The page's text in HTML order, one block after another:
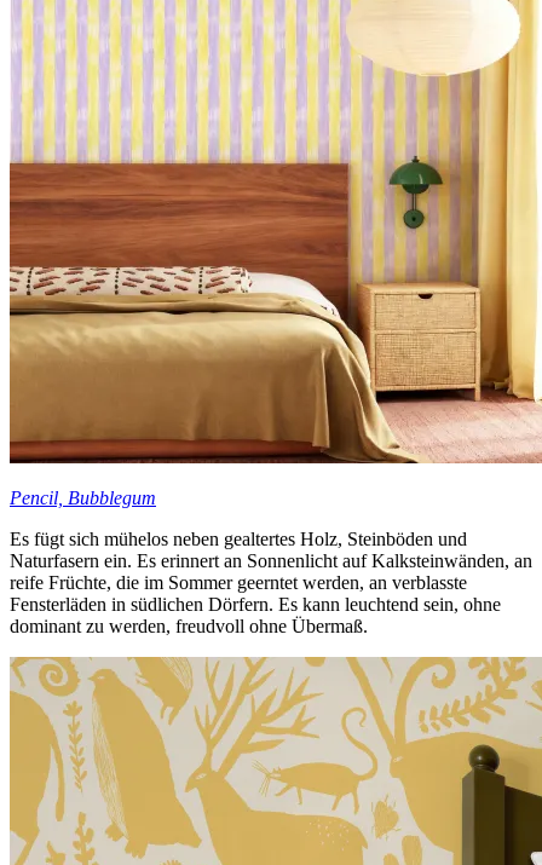
Pencil, Bubblegum
Es fügt sich mühelos neben gealtertes Holz, Steinböden und
Naturfasern ein. Es erinnert an Sonnenlicht auf Kalksteinwänden, an
reife Früchte, die im Sommer geerntet werden, an verblasste
Fensterläden in südlichen Dörfern. Es kann leuchtend sein, ohne
dominant zu werden, freudvoll ohne Übermaß.